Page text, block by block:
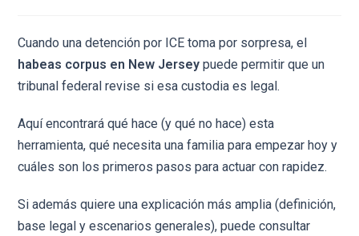
Cuando una detención por ICE toma por sorpresa, el
habeas corpus en New Jersey puede permitir que un
tribunal federal revise si esa custodia es legal.
Aquí encontrará qué hace (y qué no hace) esta
herramienta, qué necesita una familia para empezar hoy y
cuáles son los primeros pasos para actuar con rapidez.
Si además quiere una explicación más amplia (definición,
base legal y escenarios generales), puede consultar